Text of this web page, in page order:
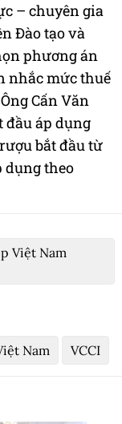
– chuyên gia
Đào tạo và
phương án
nhắc mức thuế
Cấn Văn
đầu áp dụng
bắt đầu từ
dụng theo
Việt Nam
Nam VCCI